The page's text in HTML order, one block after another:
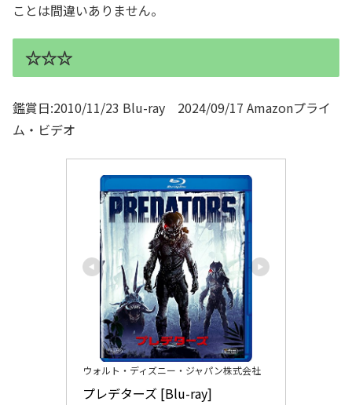
ことは間違いありません。
☆☆☆
鑑賞日:2010/11/23 Blu-ray 2024/09/17 Amazonプライ
ム・ビデオ
ウォルト・ディズニー・ジャパン株式会社
プレデターズ [Blu-ray]